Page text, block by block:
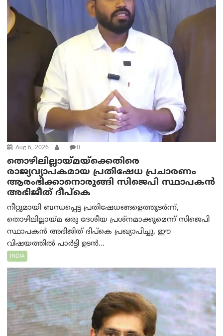
Aug 6, 2026 . 0
തൊഴിലില്ലായ്മയ്ക്കെതിരെ
രാജ്യവ്യാപകമായ പ്രതിഷേധ പ്രചാരണം
ആരംഭിക്കാനൊരുങ്ങി സിജെപി സ്ഥാപകന്‍
അഭിജീത് ദീപ്കെ
നീറ്റുമായി ബന്ധപ്പെട്ട പ്രതിഷേധങ്ങളെത്തുടർന്ന്,
തൊഴിലില്ലായ്മ ഒരു ദേശീയ പ്രശ്നമാക്കുമെന്ന് സിജെപി
സ്ഥാപകൻ അഭിജിത് ദിപ്കെ പ്രഖ്യാപിച്ചു. ഈ
വിഷയത്തിൽ പാർട്ടി ഉടൻ...
INDIA